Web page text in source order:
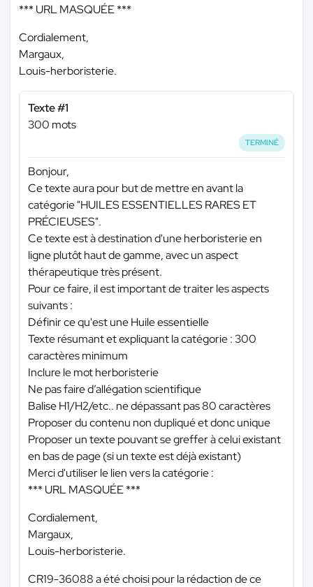
*** URL MASQUÉE ***
Cordialement,
Margaux,
Louis-herboristerie.
Texte #1
300 mots
TERMINÉ
Bonjour,
Ce texte aura pour but de mettre en avant la
catégorie "HUILES ESSENTIELLES RARES ET
PRÉCIEUSES".
Ce texte est à destination d'une herboristerie en
ligne plutôt haut de gamme, avec un aspect
thérapeutique très présent.
Pour ce faire, il est important de traiter les aspects
suivants :
Définir ce qu'est une Huile essentielle
Texte résumant et expliquant la catégorie : 300
caractères minimum
Inclure le mot herboristerie
Ne pas faire d’allégation scientifique
Balise H1/H2/etc.. ne dépassant pas 80 caractères
Proposer du contenu non dupliqué et donc unique
Proposer un texte pouvant se greffer à celui existant
en bas de page (si un texte est déjà existant)
Merci d'utiliser le lien vers la catégorie :
*** URL MASQUÉE ***
Cordialement,
Margaux,
Louis-herboristerie.
CR19-36088 a été choisi pour la rédaction de ce